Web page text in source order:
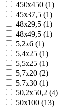
450x450 (1)
45x37,5 (1)
48x29,5 (1)
48x49,5 (1)
5,2x6 (1)
5,4x25 (1)
5,5x25 (1)
5,7x20 (2)
5,7x30 (1)
50,2x50,2 (4)
50x100 (13)